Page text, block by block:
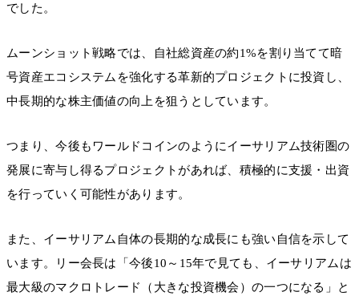
でした。
ムーンショット戦略では、自社総資産の約1%を割り当てて暗
号資産エコシステムを強化する革新的プロジェクトに投資し、
中長期的な株主価値の向上を狙うとしています。
つまり、今後もワールドコインのようにイーサリアム技術圏の
発展に寄与し得るプロジェクトがあれば、積極的に支援・出資
を行っていく可能性があります。
また、イーサリアム自体の長期的な成長にも強い自信を示して
います。リー会長は「今後10～15年で見ても、イーサリアムは
最大級のマクロトレード（大きな投資機会）の一つになる」と